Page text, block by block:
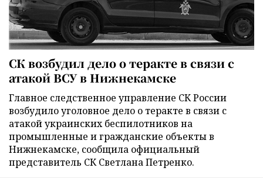
СК возбудил дело о теракте в связи с
атакой ВСУ в Нижнекамске
Главное следственное управление СК России
возбудило уголовное дело о теракте в связи с
атакой украинских беспилотников на
промышленные и гражданские объекты в
Нижнекамске, сообщила официальный
представитель СК Светлана Петренко.